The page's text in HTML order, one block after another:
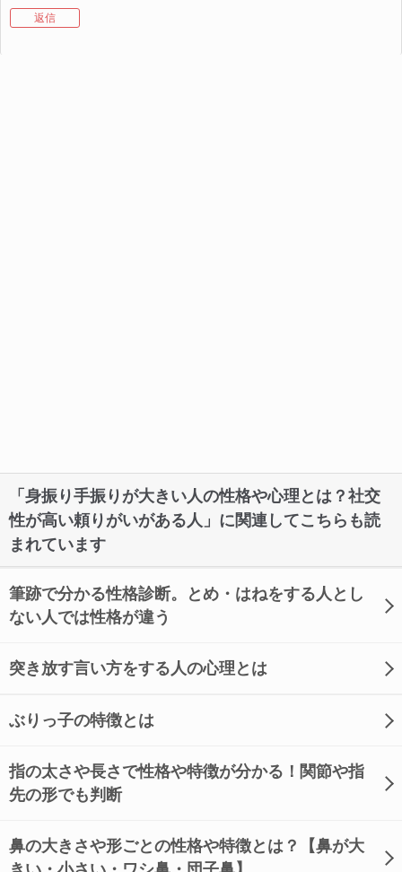
返信
「身振り手振りが大きい人の性格や心理とは？社交
性が高い頼りがいがある人」に関連してこちらも読
まれています
筆跡で分かる性格診断。とめ・はねをする人とし
ない人では性格が違う
突き放す言い方をする人の心理とは
ぶりっ子の特徴とは
指の太さや長さで性格や特徴が分かる！関節や指
先の形でも判断
鼻の大きさや形ごとの性格や特徴とは？【鼻が大